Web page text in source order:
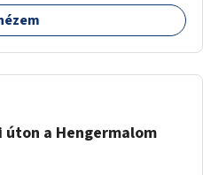
a Hengermalom